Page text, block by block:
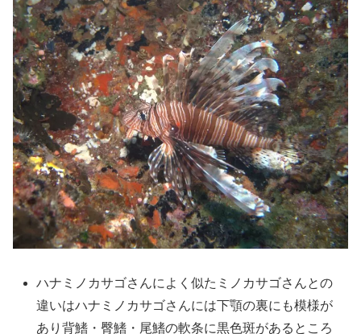
ハナミノカサゴさんによく似たミノカサゴさんとの
違いはハナミノカサゴさんには下顎の裏にも模様が
あり背鰭・臀鰭・尾鰭の軟条に黒色斑があるところ